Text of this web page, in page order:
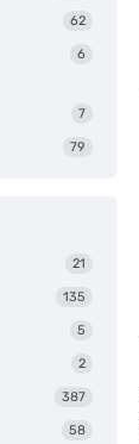
62
6
7
79
21
135
5
2
387
58